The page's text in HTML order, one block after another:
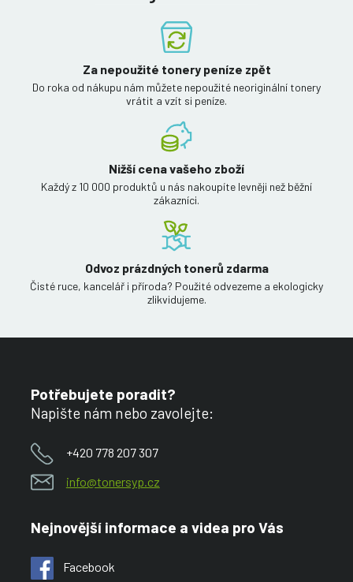
Za nepoužité tonery peníze zpět
Do roka od nákupu nám můžete nepoužité neoriginální tonery
vrátit a vzít si peníze.
Nižší cena vašeho zboží
Každý z 10 000 produktů u nás nakoupíte levněji než běžní
zákazníci.
Odvoz prázdných tonerů zdarma
Čisté ruce, kancelář i příroda? Použité odvezeme a ekologicky
zlikvidujeme.
Potřebujete poradit?
Napište nám nebo zavolejte:
+420 778 207 307
info@tonersyp.cz
Nejnovější informace a videa pro Vás
Facebook